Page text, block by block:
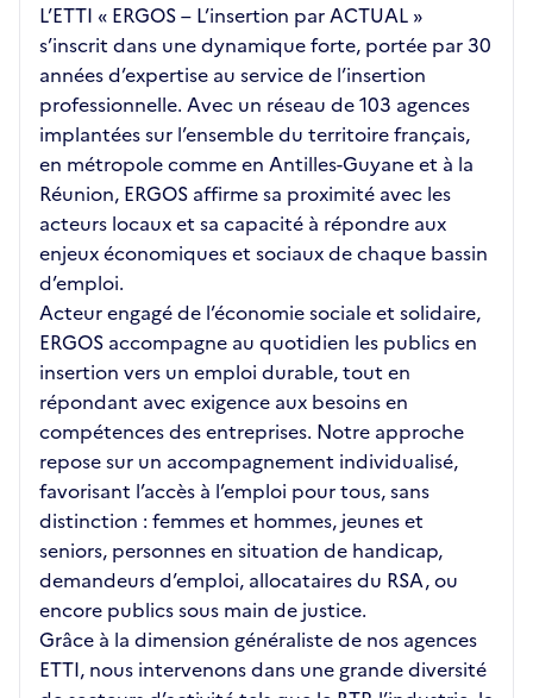
L’ETTI « ERGOS – L’insertion par ACTUAL »
s’inscrit dans une dynamique forte, portée par 30
années d’expertise au service de l’insertion
professionnelle. Avec un réseau de 103 agences
implantées sur l’ensemble du territoire français,
en métropole comme en Antilles-Guyane et à la
Réunion, ERGOS affirme sa proximité avec les
acteurs locaux et sa capacité à répondre aux
enjeux économiques et sociaux de chaque bassin
d’emploi.
Acteur engagé de l’économie sociale et solidaire,
ERGOS accompagne au quotidien les publics en
insertion vers un emploi durable, tout en
répondant avec exigence aux besoins en
compétences des entreprises. Notre approche
repose sur un accompagnement individualisé,
favorisant l’accès à l’emploi pour tous, sans
distinction : femmes et hommes, jeunes et
seniors, personnes en situation de handicap,
demandeurs d’emploi, allocataires du RSA, ou
encore publics sous main de justice.
Grâce à la dimension généraliste de nos agences
ETTI, nous intervenons dans une grande diversité